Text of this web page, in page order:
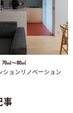
70㎡〜80㎡
ションリノベーション
事